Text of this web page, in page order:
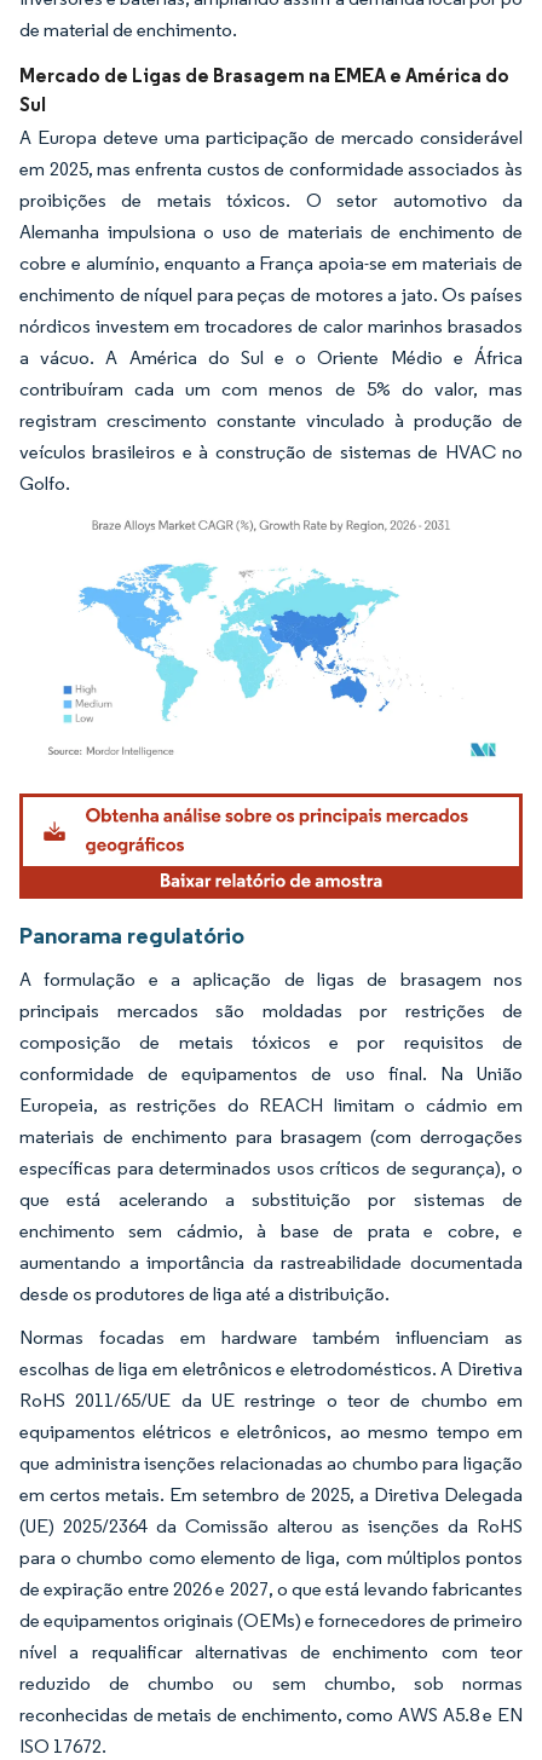
de material de enchimento.
Mercado de Ligas de Brasagem na EMEA e América do
Sul
A Europa deteve uma participação de mercado considerável
em 2025, mas enfrenta custos de conformidade associados às
proibições de metais tóxicos. O setor automotivo da
Alemanha impulsiona o uso de materiais de enchimento de
cobre e alumínio, enquanto a França apoia-se em materiais de
enchimento de níquel para peças de motores a jato. Os países
nórdicos investem em trocadores de calor marinhos brasados
a vácuo. A América do Sul e o Oriente Médio e África
contribuíram cada um com menos de 5% do valor, mas
registram crescimento constante vinculado à produção de
veículos brasileiros e à construção de sistemas de HVAC no
Golfo.
Imagem © Mordor Intelligence. O reuso requer atribuição conforme CC BY 4.0.
Panorama regulatório
A formulação e a aplicação de ligas de brasagem nos
principais mercados são moldadas por restrições de
composição de metais tóxicos e por requisitos de
conformidade de equipamentos de uso final. Na União
Europeia, as restrições do REACH limitam o cádmio em
materiais de enchimento para brasagem (com derrogações
específicas para determinados usos críticos de segurança), o
que está acelerando a substituição por sistemas de
enchimento sem cádmio, à base de prata e cobre, e
aumentando a importância da rastreabilidade documentada
desde os produtores de liga até a distribuição.
Normas focadas em hardware também influenciam as
escolhas de liga em eletrônicos e eletrodomésticos. A Diretiva
RoHS 2011/65/UE da UE restringe o teor de chumbo em
equipamentos elétricos e eletrônicos, ao mesmo tempo em
que administra isenções relacionadas ao chumbo para ligação
em certos metais. Em setembro de 2025, a Diretiva Delegada
(UE) 2025/2364 da Comissão alterou as isenções da RoHS
para o chumbo como elemento de liga, com múltiplos pontos
de expiração entre 2026 e 2027, o que está levando fabricantes
de equipamentos originais (OEMs) e fornecedores de primeiro
nível a requalificar alternativas de enchimento com teor
reduzido de chumbo ou sem chumbo, sob normas
reconhecidas de metais de enchimento, como AWS A5.8 e EN
ISO 17672.